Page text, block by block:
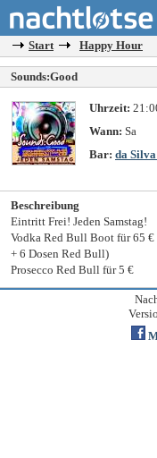
Start
Happy Hour
Sounds:Good
Uhrzeit:
Wann: Sa
Bar: da
Beschreibung
Eintritt Frei! Jeden Samstag!
Vodka Red Bull Boot für 65
+ 6 Dosen Red Bull)
Prosecco Red Bull für 5 €